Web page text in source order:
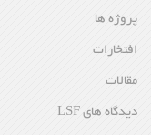
پروژه ها
افتخارات
مقالات
دیدگاه های LSF